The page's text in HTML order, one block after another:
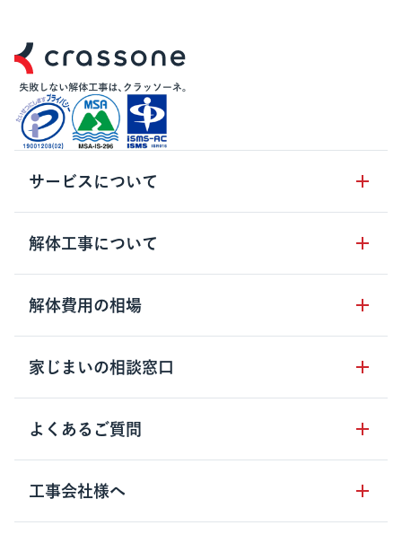
サービスについて
サービスの流れ
サービスのメリット
クラッソーネの自治体連携
お客さまの声
空き家の処分を検討のお客様へ
解体工事について
解体工事の基礎知識
解体工事に関わる法律
用語集
解体費用の相場
木造住宅の相場
鉄骨造住宅の相場
RC造住宅の相場
家じまいの相談窓口
家じまいの相談窓口
よくあるご質問
クラッソーネの利用方法
工事の進め方
工事会社様へ